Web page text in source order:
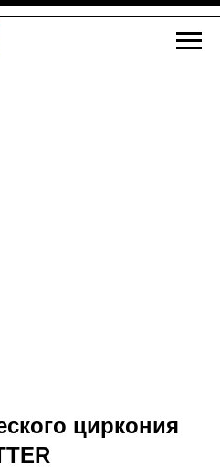
циркония